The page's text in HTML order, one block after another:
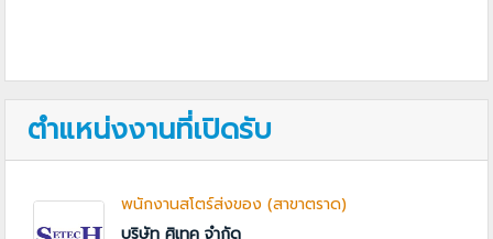
ตำแหน่งงานที่เปิดรับ
พนักงานสโตร์ส่งของ (สาขาตราด)